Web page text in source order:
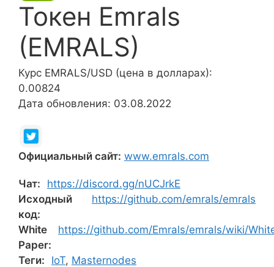
Токен Emrals
(EMRALS)
Курс EMRALS/USD (цена в долларах):
0.00824
Дата обновления: 03.08.2022
Официальный сайт: www.emrals.com
Чат:
https://discord.gg/nUCJrkE
Исходный
код:
https://github.com/emrals/emrals
White
Paper:
https://github.com/Emrals/emrals/wiki/
Теги: IoT, Masternodes